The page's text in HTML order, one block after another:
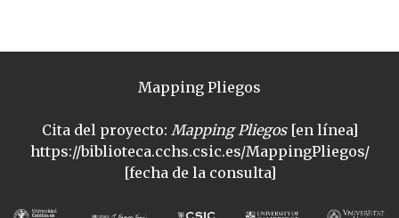
Mapping Pliegos
Cita del proyecto: Mapping Pliegos[en línea]
https://biblioteca.cchs.csic.es/MappingPliegos/
[fecha de la consulta]